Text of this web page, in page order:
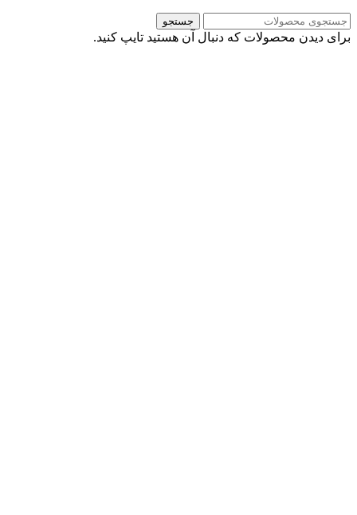
جستجو
برای دیدن محصولات که دنبال آن هستید تایپ کنید.